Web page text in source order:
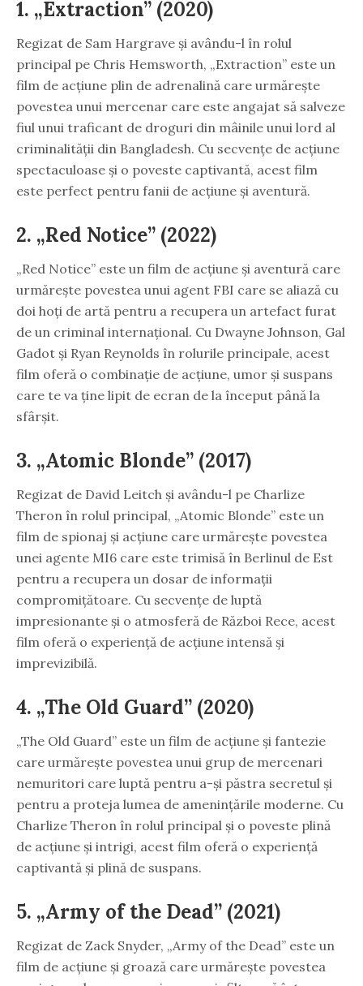
1. „Extraction” (2020)
Regizat de Sam Hargrave și avându-l în rolul
principal pe Chris Hemsworth, „Extraction” este un
film de acțiune plin de adrenalină care urmărește
povestea unui mercenar care este angajat să salveze
fiul unui traficant de droguri din mâinile unui lord al
criminalității din Bangladesh. Cu secvențe de acțiune
spectaculoase și o poveste captivantă, acest film
este perfect pentru fanii de acțiune și aventură.
2. „Red Notice” (2022)
„Red Notice” este un film de acțiune și aventură care
urmărește povestea unui agent FBI care se aliază cu
doi hoți de artă pentru a recupera un artefact furat
de un criminal internațional. Cu Dwayne Johnson, Gal
Gadot și Ryan Reynolds în rolurile principale, acest
film oferă o combinație de acțiune, umor și suspans
care te va ține lipit de ecran de la început până la
sfârșit.
3. „Atomic Blonde” (2017)
Regizat de David Leitch și avându-l pe Charlize
Theron în rolul principal, „Atomic Blonde” este un
film de spionaj și acțiune care urmărește povestea
unei agente MI6 care este trimisă în Berlinul de Est
pentru a recupera un dosar de informații
compromițătoare. Cu secvențe de luptă
impresionante și o atmosferă de Război Rece, acest
film oferă o experiență de acțiune intensă și
imprevizibilă.
4. „The Old Guard” (2020)
„The Old Guard” este un film de acțiune și fantezie
care urmărește povestea unui grup de mercenari
nemuritori care luptă pentru a-și păstra secretul și
pentru a proteja lumea de amenințările moderne. Cu
Charlize Theron în rolul principal și o poveste plină
de acțiune și intrigi, acest film oferă o experiență
captivantă și plină de suspans.
5. „Army of the Dead” (2021)
Regizat de Zack Snyder, „Army of the Dead” este un
film de acțiune și groază care urmărește povestea